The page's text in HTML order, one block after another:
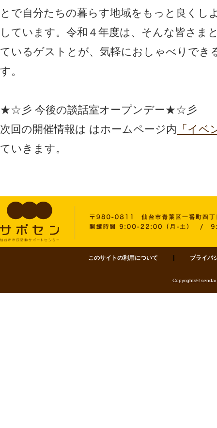
とで自分たちの暮らす地域をもっと良くし
しています。令和４年度は、そんな皆さま
ているゲストとが、気軽におしゃべりでき
す。
★☆彡 今後の談話室オープンデー★☆彡
次回の開催情報は はホームページ内 「イベ
ていきます。
サポセン 仙台市市民活動サポートセンター 〒980-0811 仙台市青葉区一
このサイトの利用について プライバ
Copyrights©